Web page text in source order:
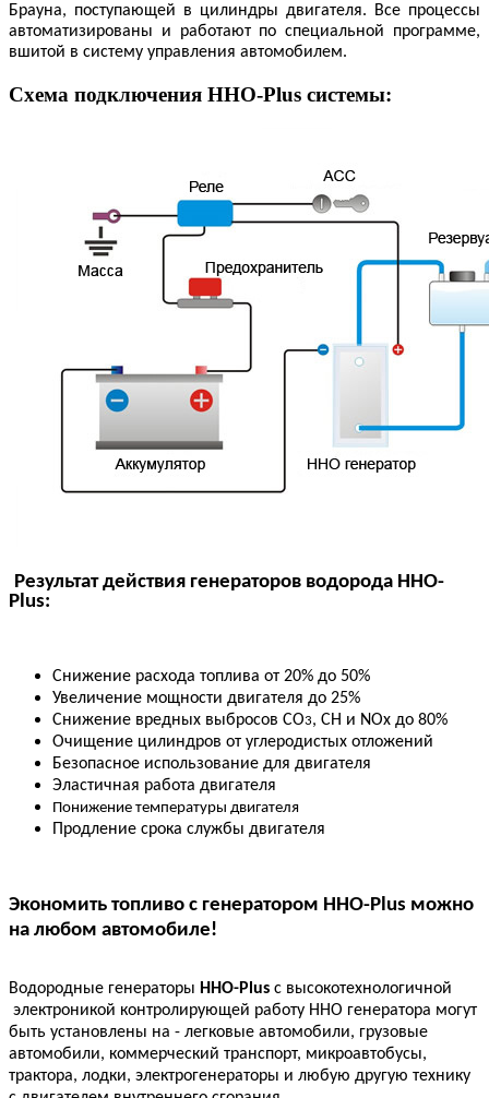
Брауна, поступающей в цилиндры двигателя. Все процессы
автоматизированы и работают по специальной программе,
вшитой в систему управления автомобилем.
Схема подключения HHO-Plus системы:
Результат действия генераторов водорода HHO-
Plus:
Снижение расхода топлива от 20% до 50%
Увеличение мощности двигателя до 25%
Снижение вредных выбросов CO3, СН и NOx до 80%
Очищение цилиндров от углеродистых отложений
Безопасное использование для двигателя
Эластичная работа двигателя
Понижение температуры двигателя
Продление срока службы двигателя
Экономить топливо с генератором HHO-Plus можно
на любом автомобиле!
Водородные генераторы HHO-Plus с высокотехнологичной
электроникой контролирующей работу HHO генератора могут
быть установлены на - легковые автомобили, грузовые
автомобили, коммерческий транспорт, микроавтобусы,
трактора, лодки, электрогенераторы и любую другую технику